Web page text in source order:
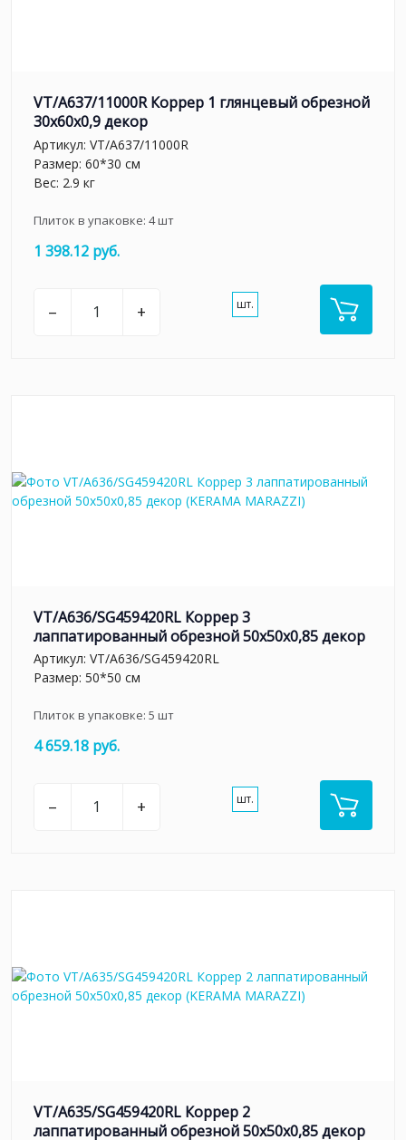
VT/A637/11000R Коррер 1 глянцевый обрезной
30x60x0,9 декор
Артикул: VT/A637/11000R
Размер: 60*30 см
Вес: 2.9 кг
Плиток в упаковке: 4шт
1 398.12 руб.
– + шт.
VT/A636/SG459420RL Коррер 3
лаппатированный обрезной 50x50x0,85 декор
Артикул: VT/A636/SG459420RL
Размер: 50*50 см
Плиток в упаковке: 5 шт
4 659.18 руб.
– + шт.
VT/A635/SG459420RL Коррер 2
лаппатированный обрезной 50x50x0,85 декор